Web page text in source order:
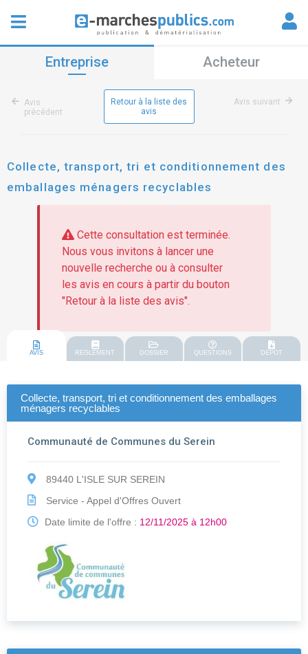
Entreprise Acheteur
Avis
précédent
Retour à la liste des
avis
Avis suivant
Collecte, transport, tri et conditionnement des
emballages ménagers recyclables
Cette consultation est terminée.
Nous vous invitons à lancer une
nouvelle recherche ou à consulter
les avis en cours à partir du bouton
"Retour à la liste des avis".
AVIS REGLEMENT DOSSIER QUESTIONS DEPOT
Collecte, transport, tri et conditionnement des emballages
ménagers recyclables
Communauté de Communes du Serein
89440 L'ISLE SUR SEREIN
Service - Appel d'Offres Ouvert
Date limite de l'offre : 12/11/2025 à 12h00